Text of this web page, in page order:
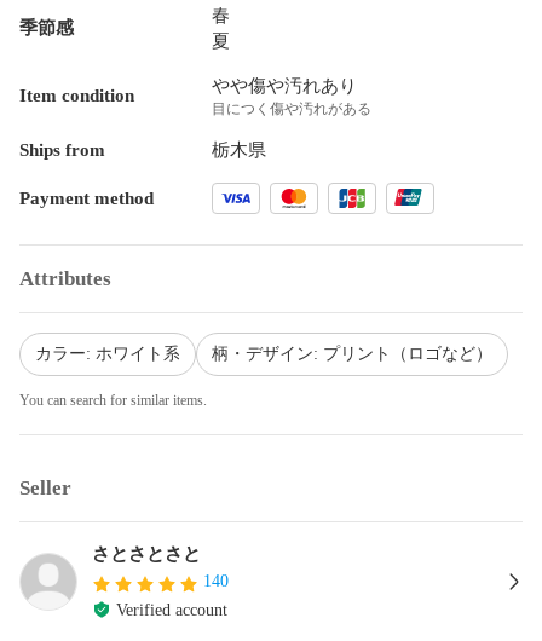
季節感
春
夏
Item condition やや傷や汚れあり
目につく傷や汚れがある
Ships from 栃木県
Payment method
Attributes
カラー: ホワイト系 柄・デザイン: プリント（ロゴなど）
You can search for similar items.
Seller
さとさとさと
140
Verified account